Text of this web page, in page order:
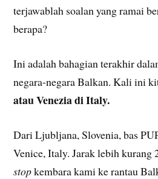
terjawablah soalan yang ramai
berapa?
Ini adalah bahagian terakhir
negara-negara Balkan. Kali ini
atau Venezia di Italy.
Dari Ljubljana, Slovenia, bas
Venice, Italy. Jarak lebih
stopkembara kami ke rantau